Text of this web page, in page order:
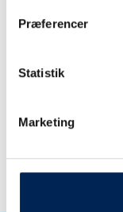
Præferencer
Statistik
Marketing
har plads til 300
Rederi. Vi har
bilautomater.